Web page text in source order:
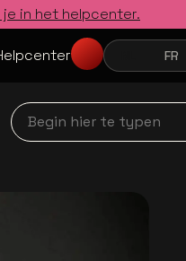
in het helpcenter.
FR
Begin hier te typen navbar